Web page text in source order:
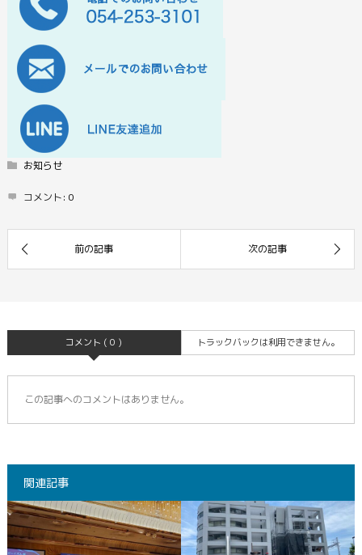
お知らせ
コメント: 0
コメント ( 0 ) トラックバックは利用できません。
この記事へのコメントはありません。
関連記事